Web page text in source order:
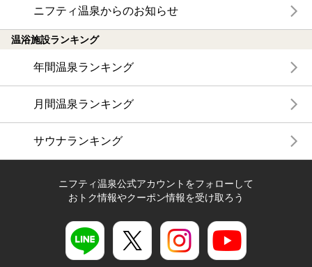
ニフティ温泉からのお知らせ
温浴施設ランキング
年間温泉ランキング
月間温泉ランキング
サウナランキング
ニフティ温泉公式アカウントをフォローして
おトク情報やクーポン情報を受け取ろう